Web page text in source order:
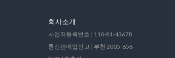
회사소개
사업자등록번호 | 110-81-43678
통신판매업신고 | 부천 2005-856